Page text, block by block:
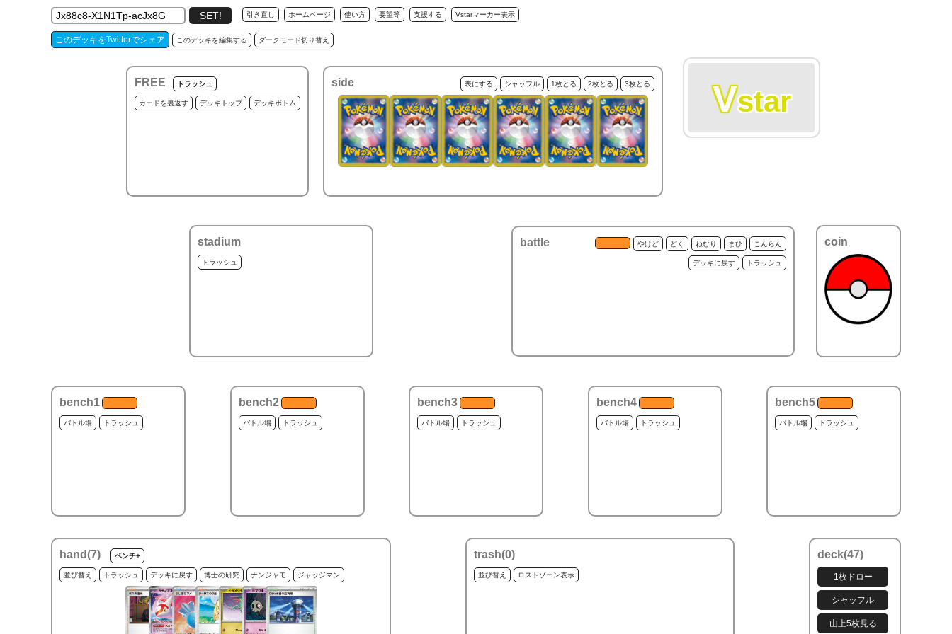
引き直し ホームページ 使い方 要望等 支援する Vstarマーカー表示
このデッキをTwitterでシェア このデッキを編集する ダークモード切り替え
FREE トラッシュ
カードを裏返す デッキトップ デッキボトム
side 表にする シャッフル 1枚とる 2枚とる 3枚とる Vstar
stadium
トラッシュ
battle やけど どく ねむり まひ こんらん
デッキに戻す トラッシュ
coin
bench1
バトル場 トラッシュ
bench2
バトル場 トラッシュ
bench3
バトル場 トラッシュ
bench4
バトル場 トラッシュ
bench5
バトル場 トラッシュ
hand(7) ベンチ+
並び替え トラッシュ デッキに戻す 博士の研究 ナンジャモ ジャッジマン
trash(0)
並び替え ロストゾーン表示
deck(47)